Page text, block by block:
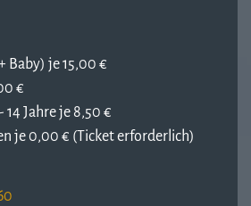
Baby) je 15,00 €
€
14 Jahre je 8,50 €
je 0,00 € (Ticket erforderlich)